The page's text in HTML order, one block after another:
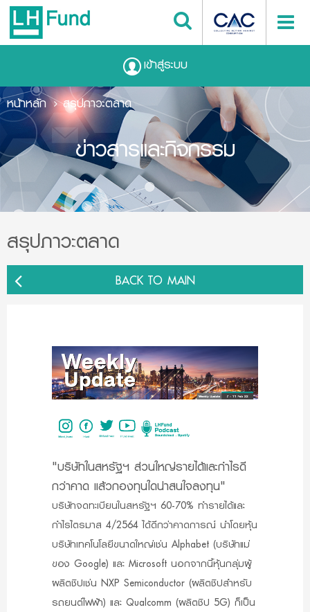
เข้าสู่ระบบ
ข่าวสารและกิจกรรม
หน้าหลัก สรุปภาวะตลาด
สรุปภาวะตลาด
BACK TO MAIN
"บริษัทในสหรัฐฯ ส่วนใหญ่รายได้และกำไรดี
กว่าคาด แล้วกองทุนใดน่าสนใจลงทุน"
บริษัทจดทะเบียนในสหรัฐฯ 60-70% ทำรายได้และ
กำไรไตรมาส 4/2564 ได้ดีกว่าคาดการณ์ นำโดยหุ้น
บริษัทเทคโนโลยีขนาดใหญ่เช่น Alphabet (บริษัทแม่
ของ Google) และ Microsoft นอกจากนี้หุ้นกลุ่มผู้
ผลิตชิปเช่น NXP Semiconductor (ผลิตชิปสำหรับ
รถยนต์ไฟฟ้า) และ Qualcomm (ผลิตชิป 5G) ก็เป็น